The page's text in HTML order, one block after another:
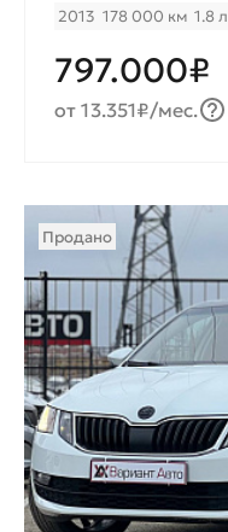
2013 178 000 км 1.8 л
797.000₽
от 13.351₽/мес.
Продано